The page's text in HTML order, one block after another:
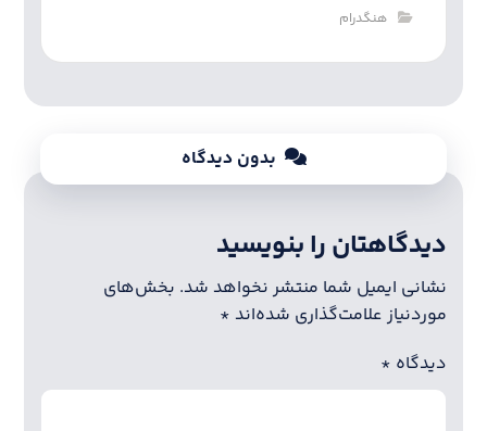
هنگدرام
بدون دیدگاه
دیدگاهتان را بنویسید
نشانی ایمیل شما منتشر نخواهد شد. بخش‌های
موردنیاز علامت‌گذاری شده‌اند *
دیدگاه *